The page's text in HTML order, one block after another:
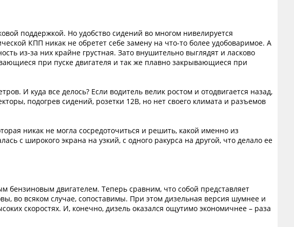
поддержкой. Но удобство сидений во многом нивелируется
КПП никак не обретет себе замену на что-то более удобоваримое. А
из-за них крайне грустная. Зато внушительно выглядят и ласково
при пуске двигателя и так же плавно закрывающиеся при
И куда все делось? Если водитель велик ростом и отодвигается назад,
подогрев сидений, розетки 12В, но нет своего климата и разъемов
никак не могла сосредоточиться и решить, какой именно из
с широкого экрана на узкий, с одного ракурса на другой, что делало ее
бензиновым двигателем. Теперь сравним, что собой представляет
во всяком случае, сопоставимы. При этом дизельная версия шумнее и
скоростях. И, конечно, дизель оказался ощутимо экономичнее – раза